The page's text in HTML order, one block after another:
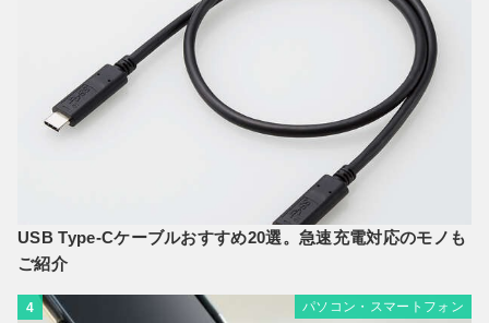
USB Type-Cケーブルおすすめ20選。急速充電対応のモノも
ご紹介
4 パソコン・スマートフォン